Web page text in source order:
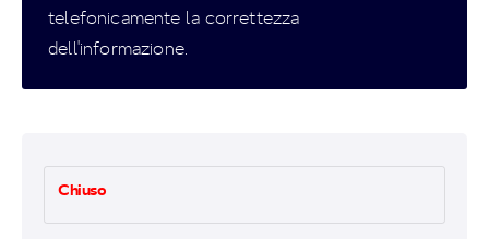
telefonicamente la correttezza
dell'informazione.
Chiuso